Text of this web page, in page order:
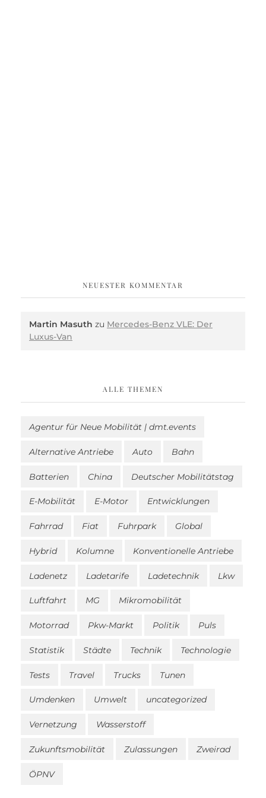
NEUESTER KOMMENTAR
Martin Masuth zu Mercedes-Benz VLE: Der
Luxus-Van
ALLE THEMEN
Agentur für Neue Mobilität | dmt.events
Alternative Antriebe Auto Bahn
Batterien China Deutscher Mobilitätstag
E-Mobilität E-Motor Entwicklungen
Fahrrad Fiat Fuhrpark Global
Hybrid Kolumne Konventionelle Antriebe
Ladenetz Ladetarife Ladetechnik Lkw
Luftfahrt MG Mikromobilität
Motorrad Pkw-Markt Politik Puls
Statistik Städte Technik Technologie
Tests Travel Trucks Tunen
Umdenken Umwelt uncategorized
Vernetzung Wasserstoff
Zukunftsmobilität Zulassungen Zweirad
ÖPNV